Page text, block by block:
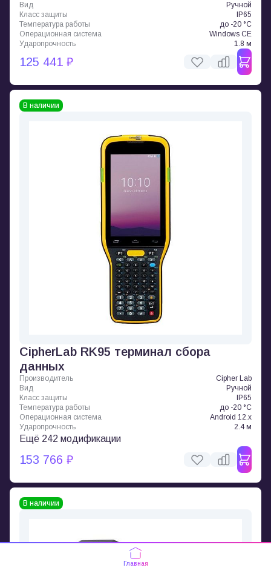
Вид
Ручной
Класс защиты
IP65
Температура работы
до -20 °C
Операционная система
Windows CE
Ударопрочность
1.8 м
125 441 ₽
В наличии
CipherLab RK95 терминал сбора
данных
Производитель
Cipher Lab
Вид
Ручной
Класс защиты
IP65
Температура работы
до -20 °C
Операционная система
Android 12.x
Ударопрочность
2.4 м
Ещё 242 модификации
153 766 ₽
В наличии
Главная